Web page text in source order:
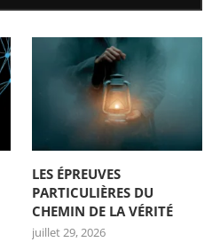
LES ÉPREUVES
PARTICULIÈRES DU
CHEMIN DE LA VÉRITÉ
juillet 29, 2026